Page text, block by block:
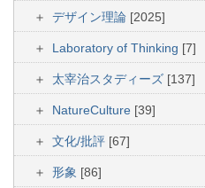
デザイン理論 [2025]
Laboratory of Thinking [7]
太宰治スタディーズ [137]
NatureCulture [39]
文化/批評 [67]
形象 [86]